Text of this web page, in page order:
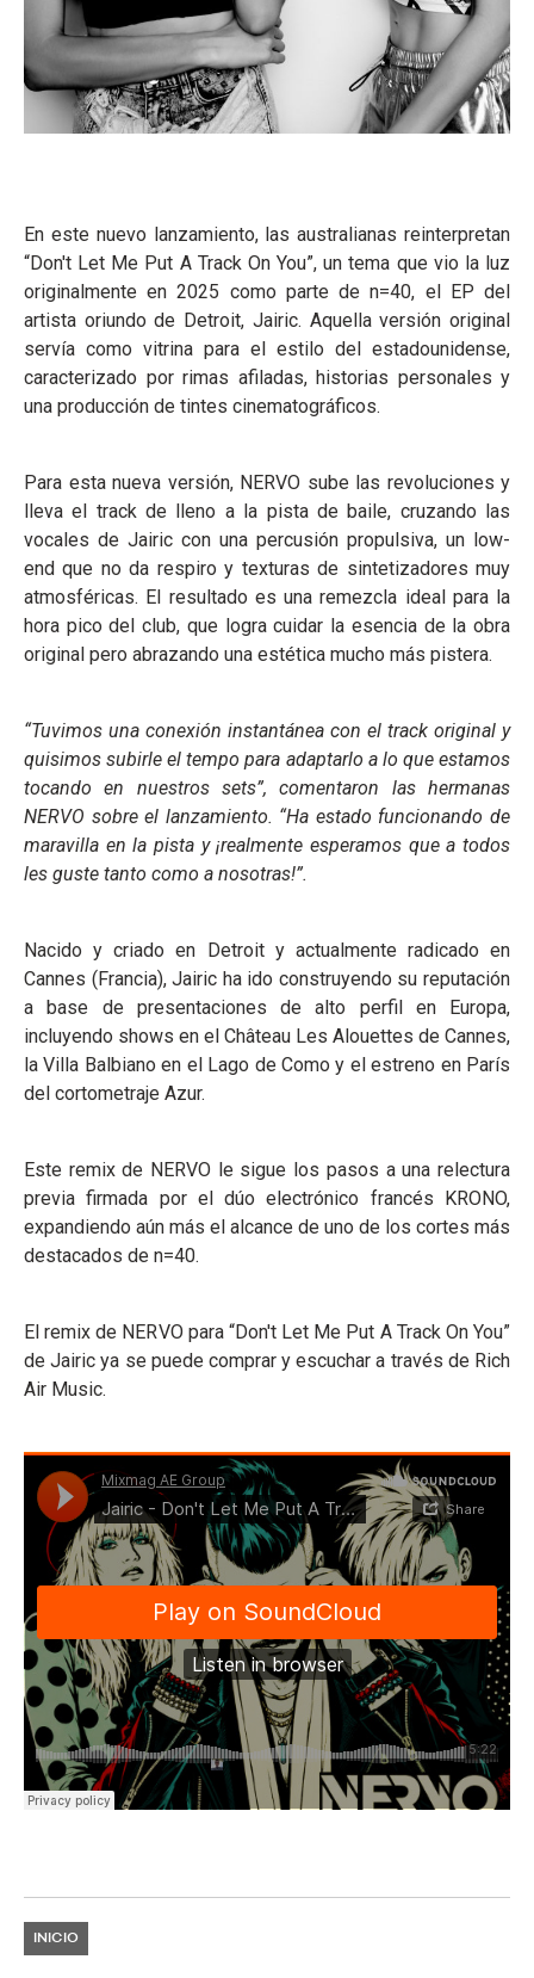
En este nuevo lanzamiento, las australianas reinterpretan
“Don't Let Me Put A Track On You”, un tema que vio la luz
originalmente en 2025 como parte de n=40, el EP del
artista oriundo de Detroit, Jairic. Aquella versión original
servía como vitrina para el estilo del estadounidense,
caracterizado por rimas afiladas, historias personales y
una producción de tintes cinematográficos.
Para esta nueva versión, NERVO sube las revoluciones y
lleva el track de lleno a la pista de baile, cruzando las
vocales de Jairic con una percusión propulsiva, un low-
end que no da respiro y texturas de sintetizadores muy
atmosféricas. El resultado es una remezcla ideal para la
hora pico del club, que logra cuidar la esencia de la obra
original pero abrazando una estética mucho más pistera.
“Tuvimos una conexión instantánea con el track original y
quisimos subirle el tempo para adaptarlo a lo que estamos
tocando en nuestros sets”, comentaron las hermanas
NERVO sobre el lanzamiento. “Ha estado funcionando de
maravilla en la pista y ¡realmente esperamos que a todos
les guste tanto como a nosotras!”.
Nacido y criado en Detroit y actualmente radicado en
Cannes (Francia), Jairic ha ido construyendo su reputación
a base de presentaciones de alto perfil en Europa,
incluyendo shows en el Château Les Alouettes de Cannes,
la Villa Balbiano en el Lago de Como y el estreno en París
del cortometraje Azur.
Este remix de NERVO le sigue los pasos a una relectura
previa firmada por el dúo electrónico francés KRONO,
expandiendo aún más el alcance de uno de los cortes más
destacados de n=40.
El remix de NERVO para “Don't Let Me Put A Track On You”
de Jairic ya se puede comprar y escuchar a través de Rich
Air Music.
INICIO